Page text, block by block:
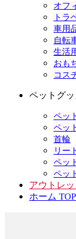
オフ
トラ
車用
自転
生活
おも
コス
ペットグ
ペッ
ペッ
首輪
リー
ペッ
ペッ
アウトレッ
ホーム TOP